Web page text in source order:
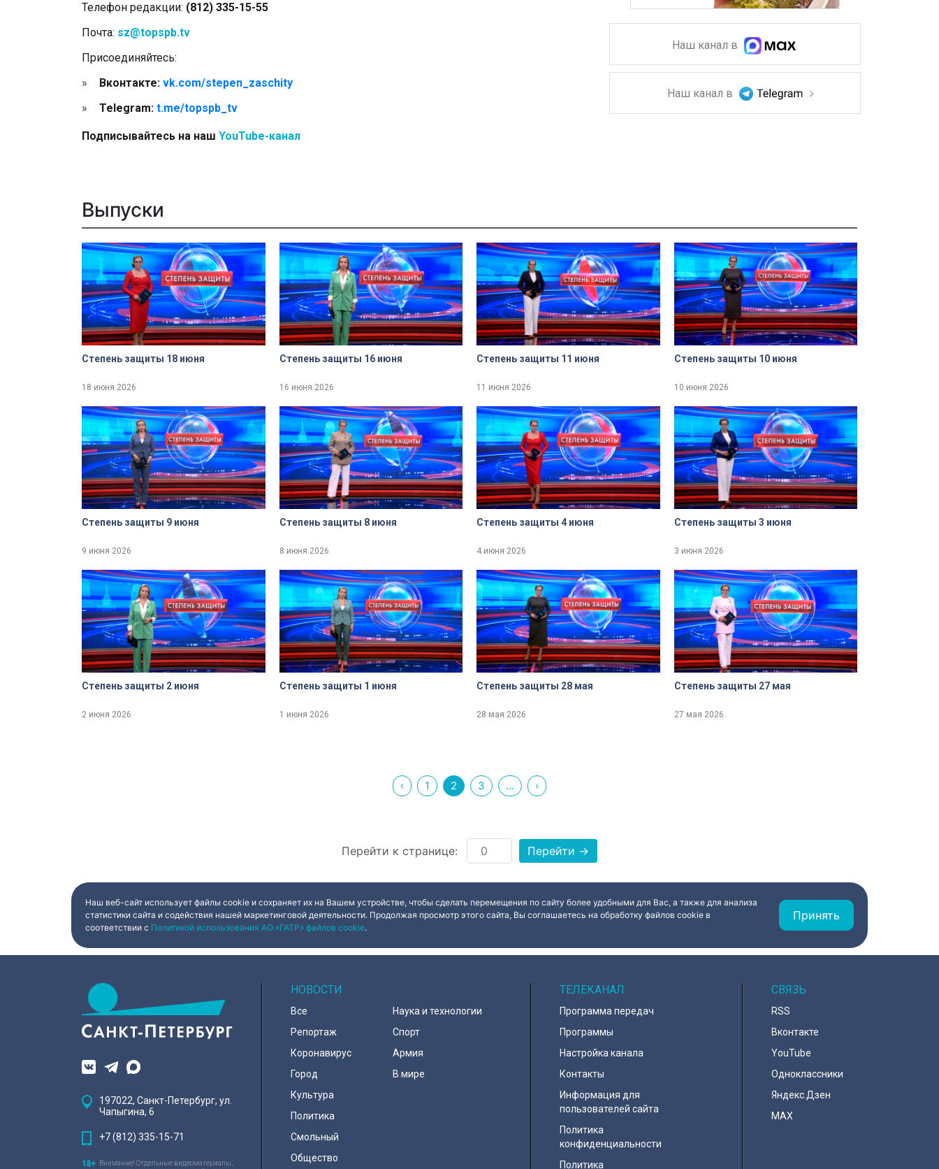
Телефон редакции: (812) 335-15-55
Почта: sz@topspb.tv
Присоединяйтесь:
Вконтакте: vk.com/stepen_zaschity
Telegram: t.me/topspb_tv
Подписывайтесь на наш YouTube-канал
Наш канал в
Наш канал в
Выпуски
Степень защиты 18 июня
18 июня 2026
Степень защиты 16 июня
16 июня 2026
Степень защиты 11 июня
11 июня 2026
Степень защиты 10 июня
10 июня 2026
Степень защиты 9 июня
9 июня 2026
Степень защиты 8 июня
8 июня 2026
Степень защиты 4 июня
4 июня 2026
Степень защиты 3 июня
3 июня 2026
Степень защиты 2 июня
2 июня 2026
Степень защиты 1 июня
1 июня 2026
Степень защиты 28 мая
28 мая 2026
Степень защиты 27 мая
27 мая 2026
‹ 1 2 3 ... ›
Перейти к странице: Перейти →
Наш веб-сайт использует файлы cookie и сохраняет их на Вашем устройстве, чтобы сделать перемещения по сайту более удобными для Вас, а также для анализа
статистики сайта и содействия нашей маркетинговой деятельности. Продолжая просмотр этого сайта, Вы соглашаетесь на обработку файлов cookie в
соответствии с Политикой использования АО «ГАТР» файлов cookie.
Принять
197022, Санкт-Петербург, ул.
Чапыгина, 6
+7 (812) 335-15-71
Внимание! Отдельные видеоматериалы,
НОВОСТИ
Все
Репортаж
Коронавирус
Город
Культура
Политика
Смольный
Общество
Наука и технологии
Спорт
Армия
В мире
ТЕЛЕКАНАЛ
Программа передач
Программы
Настройка канала
Контакты
Информация для
пользователей сайта
Политика
конфиденциальности
Политика
СВЯЗЬ
RSS
Вконтакте
YouTube
Одноклассники
Яндекс.Дзен
MAX